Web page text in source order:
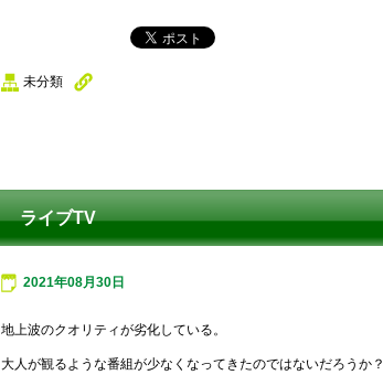
未分類
ライブTV
2021年08月30日
地上波のクオリティが劣化している。
大人が観るような番組が少なくなってきたのではないだろうか？